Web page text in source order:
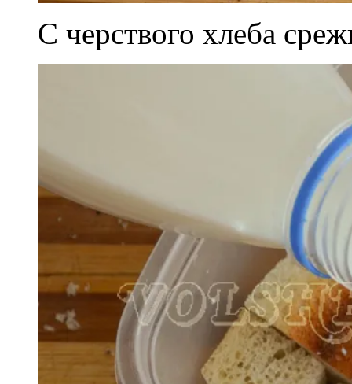
С черствого хлеба